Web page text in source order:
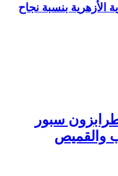
الأزهرية بنسبة نجاح
سبور
والقميص